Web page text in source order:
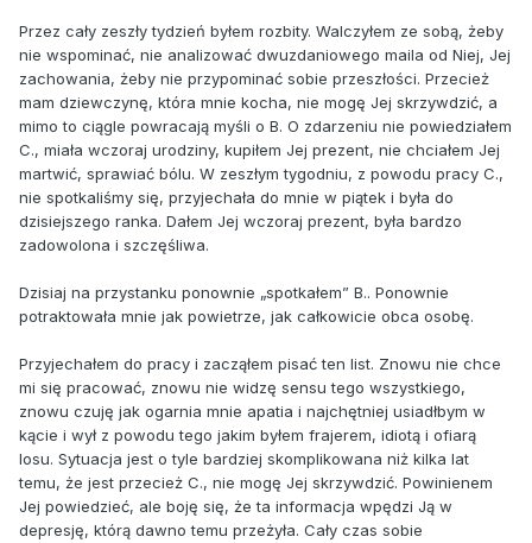
Przez cały zeszły tydzień byłem rozbity. Walczyłem ze sobą, żeby
nie wspominać, nie analizować dwuzdaniowego maila od Niej, Jej
zachowania, żeby nie przypominać sobie przeszłości. Przecież
mam dziewczynę, która mnie kocha, nie mogę Jej skrzywdzić, a
mimo to ciągle powracają myśli o B. O zdarzeniu nie powiedziałem
C., miała wczoraj urodziny, kupiłem Jej prezent, nie chciałem Jej
martwić, sprawiać bólu. W zeszłym tygodniu, z powodu pracy C.,
nie spotkaliśmy się, przyjechała do mnie w piątek i była do
dzisiejszego ranka. Dałem Jej wczoraj prezent, była bardzo
zadowolona i szczęśliwa.
Dzisiaj na przystanku ponownie „spotkałem” B.. Ponownie
potraktowała mnie jak powietrze, jak całkowicie obca osobę.
Przyjechałem do pracy i zacząłem pisać ten list. Znowu nie chce
mi się pracować, znowu nie widzę sensu tego wszystkiego,
znowu czuję jak ogarnia mnie apatia i najchętniej usiadłbym w
kącie i wył z powodu tego jakim byłem frajerem, idiotą i ofiarą
losu. Sytuacja jest o tyle bardziej skomplikowana niż kilka lat
temu, że jest przecież C., nie mogę Jej skrzywdzić. Powinienem
Jej powiedzieć, ale boję się, że ta informacja wpędzi Ją w
depresję, którą dawno temu przeżyła. Cały czas sobie